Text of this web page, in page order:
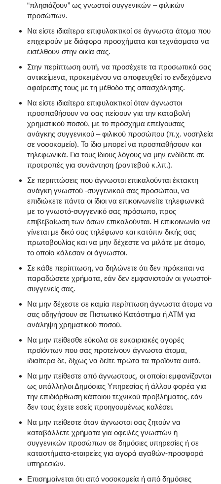
“πλησιάζουν” ως γνωστοί συγγενικών – φιλικών
προσώπων.
Να είστε ιδιαίτερα επιφυλακτικοί σε άγνωστα άτομα που
επιχειρούν με διάφορα προσχήματα και τεχνάσματα να
εισέλθουν στην οικία σας.
Στην περίπτωση αυτή, να προσέχετε τα προσωπικά σας
αντικείμενα, προκειμένου να αποφευχθεί το ενδεχόμενο
αφαίρεσής τους με τη μέθοδο της απασχόλησης.
Να είστε ιδιαίτερα επιφυλακτικοί όταν άγνωστοι
προσπαθήσουν να σας πείσουν για την καταβολή
χρηματικού ποσού, με το πρόσχημα επείγουσας
ανάγκης συγγενικού – φιλικού προσώπου (π.χ. νοσηλεία
σε νοσοκομείο). Το ίδιο μπορεί να προσπαθήσουν και
τηλεφωνικά. Για τους ίδιους λόγους να μην ενδίδετε σε
προτροπές για συνάντηση (ραντεβού κ.λπ.).
Σε περιπτώσεις που άγνωστοι επικαλούνται έκτακτη
ανάγκη γνωστού -συγγενικού σας προσώπου, να
επιδιώκετε πάντα οι ίδιοι να επικοινωνείτε τηλεφωνικά
με το γνωστό-συγγενικό σας πρόσωπο, προς
επιβεβαίωση των όσων επικαλούνται. Η επικοινωνία να
γίνεται με δικό σας τηλέφωνο και κατόπιν δικής σας
πρωτοβουλίας και να μην δέχεστε να μιλάτε με άτομο,
το οποίο κάλεσαν οι άγνωστοι.
Σε κάθε περίπτωση, να δηλώνετε ότι δεν πρόκειται να
παραδώσετε χρήματα, εάν δεν εμφανιστούν οι γνωστοί-
συγγενείς σας.
Να μην δέχεστε σε καμία περίπτωση άγνωστα άτομα να
σας οδηγήσουν σε Πιστωτικό Κατάστημα ή ΑΤΜ για
ανάληψη χρηματικού ποσού.
Να μην πείθεσθε εύκολα σε ευκαιριακές αγορές
προϊόντων που σας προτείνουν άγνωστα άτομα,
ιδιαίτερα δε, δίχως να δείτε πρώτα τα προϊόντα αυτά.
Να μην πείθεστε από άγνωστους, οι οποίοι εμφανίζονται
ως υπάλληλοι Δημόσιας Υπηρεσίας ή άλλου φορέα για
την επιδιόρθωση κάποιου τεχνικού προβλήματος, εάν
δεν τους έχετε εσείς προηγουμένως καλέσει.
Να μην πείθεστε όταν άγνωστοι σας ζητούν να
καταβάλλετε χρήματα για οφειλές γνωστών ή
συγγενικών προσώπων σε δημόσιες υπηρεσίες ή σε
καταστήματα-εταιρείες για αγορά αγαθών-προσφορά
υπηρεσιών.
Επισημαίνεται ότι από νοσοκομεία ή από δημόσιες